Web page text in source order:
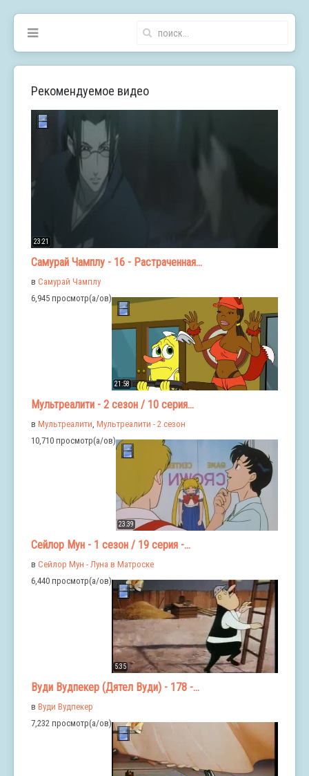
Рекомендуемое видео
23:21
Самурай Чамплу - 16 - Растраченная...
в Самурай Чамплу
6,945 просмотр(а/ов)
21:58
Мультреалити - 2 сезон / 10 серия...
в Мультреалити, Мультреалити - 2 сезон
10,710 просмотр(а/ов)
23:39
Сейлор Мун - 1 сезон / 19 серия -...
в Сейлор Мун - Луна в Матроске
6,440 просмотр(а/ов)
5:35
Вуди Вудпекер (Дятел Вуди) - 178 -...
в Вуди Вудпекер
7,232 просмотр(а/ов)